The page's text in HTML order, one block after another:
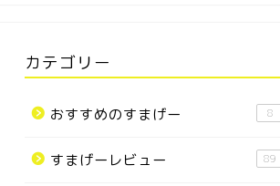
カテゴリー
おすすめのすまげー 8
すまげーレビュー 89